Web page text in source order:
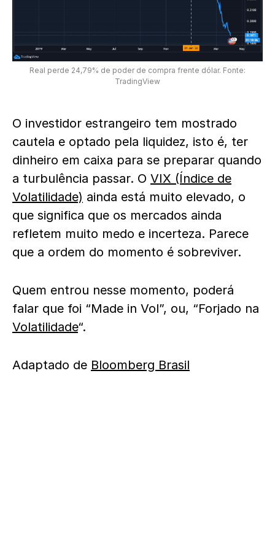
Real perde 24,79% de poder de compra frente dólar. Fonte:
TradingView
O investidor estrangeiro tem mostrado
cautela e optado pela liquidez, isto é, ter
dinheiro em caixa para se preparar quando
a turbulência passar. O VIX (Índice de
Volatilidade) ainda está muito elevado, o
que significa que os mercados ainda
refletem muito medo e incerteza. Parece
que a ordem do momento é sobreviver.
Quem entrou nesse momento, poderá
falar que foi “Made in Vol”, ou, “Forjado na
Volatilidade“.
Adaptado de Bloomberg Brasil